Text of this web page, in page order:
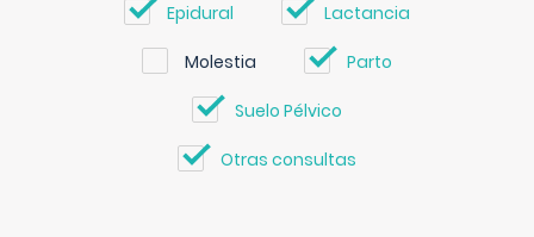
Epidural Lactancia
Molestia Parto
Suelo Pélvico
Otras consultas